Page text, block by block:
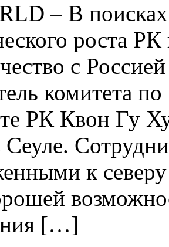
– В
роста
с
комитета
РК Квон Гу
к
[…]